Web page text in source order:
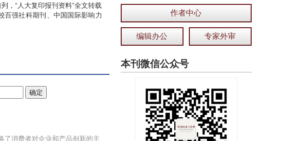
，“人大复印报刊资料”全文转载
百强社科期刊、中国国际影响力
了消费者对企业和产品创新的主
作者中心
编辑办公 专家外审
本刊微信公众号